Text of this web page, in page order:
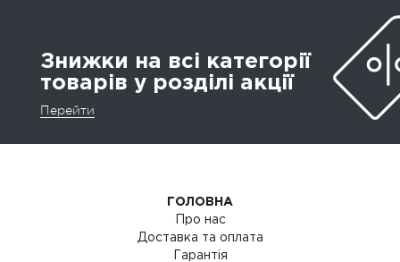
Знижки на всі категорії
товарів у розділі акції
Перейти
ГОЛОВНА
Про нас
Доставка та оплата
Гарантія